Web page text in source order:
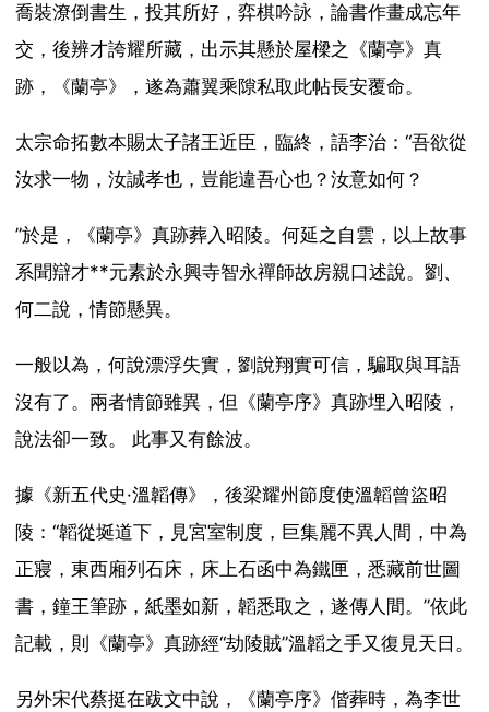
喬裝潦倒書生，投其所好，弈棋吟詠，論書作畫成忘年
交，後辨才誇耀所藏，出示其懸於屋樑之《蘭亭》真
跡，《蘭亭》，遂為蕭翼乘隙私取此帖長安覆命。
太宗命拓數本賜太子諸王近臣，臨終，語李治：“吾欲從
汝求一物，汝誠孝也，豈能違吾心也？汝意如何？
”於是，《蘭亭》真跡葬入昭陵。何延之自雲，以上故事
系聞辯才**元素於永興寺智永禪師故房親口述說。劉、
何二說，情節懸異。
一般以為，何說漂浮失實，劉說翔實可信，騙取與耳語
沒有了。兩者情節雖異，但《蘭亭序》真跡埋入昭陵，
說法卻一致。 此事又有餘波。
據《新五代史·溫韜傳》，後梁耀州節度使溫韜曾盜昭
陵：“韜從埏道下，見宮室制度，巨集麗不異人間，中為
正寢，東西廂列石床，床上石函中為鐵匣，悉藏前世圖
書，鐘王筆跡，紙墨如新，韜悉取之，遂傳人間。”依此
記載，則《蘭亭》真跡經“劫陵賊”溫韜之手又復見天日。
另外宋代蔡挺在跋文中說，《蘭亭序》偕葬時，為李世